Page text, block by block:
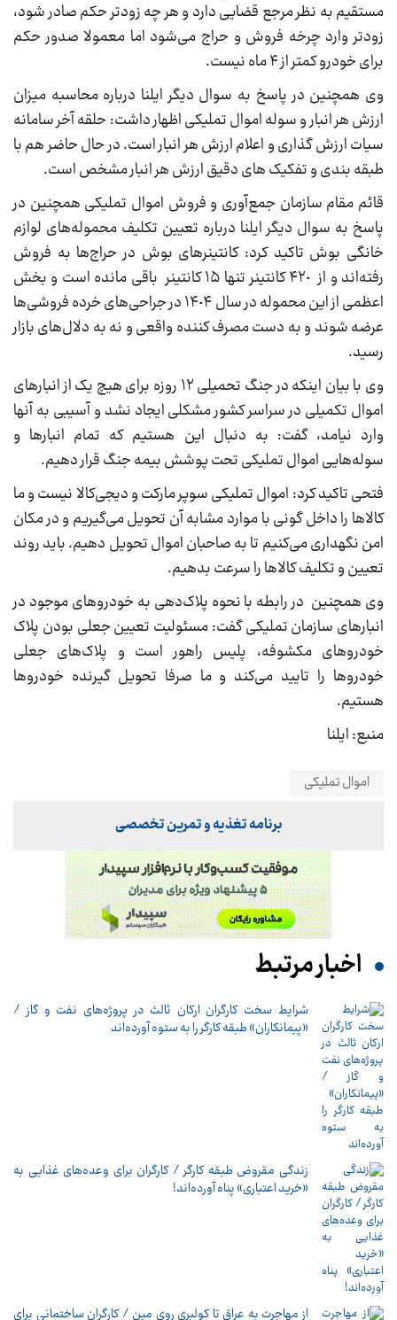
مستقیم به نظر مرجع قضایی دارد و هر چه زودتر حکم صادر شود،
زودتر وارد چرخه فروش و حراج می‌شود اما معمولا صدور حکم
برای خودرو کمتر از ۴ ماه نیست.
وی همچنین در پاسخ به سوال دیگر ایلنا درباره محاسبه میزان
ارزش هر انبار و سوله اموال تملیکی اظهار داشت: حلقه آخر سامانه
سیات ارزش گذاری و اعلام ارزش هر انبار است. در حال حاضر هم با
طبقه بندی و تفکیک های دقیق ارزش هر انبار مشخص است.
قائم مقام سازمان جمع‌آوری و فروش اموال تملیکی همچنین در
پاسخ به سوال دیگر ایلنا درباره تعیین تکلیف محموله‌های لوازم
خانگی بوش تاکید کرد: کانتینرهای بوش در حراج‌ها به فروش
رفته‌اند و از ۴٢٠ کانتینر تنها ١۵ کانتینر باقی مانده است و بخش
اعظمی از این محموله در سال ١۴٠۴ در جراحی‌های خرده فروشی‌ها
عرضه شوند و به دست مصرف کننده واقعی و نه به دلال‌های بازار
رسید.
وی با بیان اینکه در جنگ تحمیلی ١٢ روزه برای هیچ یک از انبارهای
اموال تکمیلی در سراسر کشور مشکلی ایجاد نشد و آسیبی به آنها
وارد نیامد، گفت: به دنبال این هستیم که تمام انبارها و
سوله‌هایی اموال تملیکی تحت پوشش بیمه جنگ قرار دهیم.
فتحی تاکید کرد: اموال تملیکی سوپر مارکت و دیجی‌کالا نیست و ما
کالاها را داخل گونی با موارد مشابه آن تحویل می‌گیریم و در مکان
امن نگهداری می‌کنیم تا به صاحبان اموال تحویل دهیم. باید روند
تعیین و تکلیف کالاها را سرعت بدهیم.
وی همچنین در رابطه با نحوه پلاک‌دهی به خودروهای موجود در
انبارهای سازمان تملیکی گفت: مسئولیت تعیین جعلی بودن پلاک
خودروهای مکشوفه، پلیس راهور است و پلاک‌های جعلی
خودروها را تایید می‌کند و ما صرفا تحویل گیرنده خودروها
هستیم.
منبع: ایلنا
اموال تملیکی
برنامه تغذیه و تمرین تخصصی
اخبار مرتبط
شرایط سخت کارگران ارکان ثالث در پروژه‌های نفت و گاز /
«پیمانکاران» طبقه کارگر را به ستوه آورده‌اند
زندگی مقروض طبقه کارگر / کارگران برای وعده‌های غذایی به
«خرید اعتباری» پناه آورده‌اند!
از مهاجرت به عراق تا کولبری روی مین / کارگران ساختمانی برای